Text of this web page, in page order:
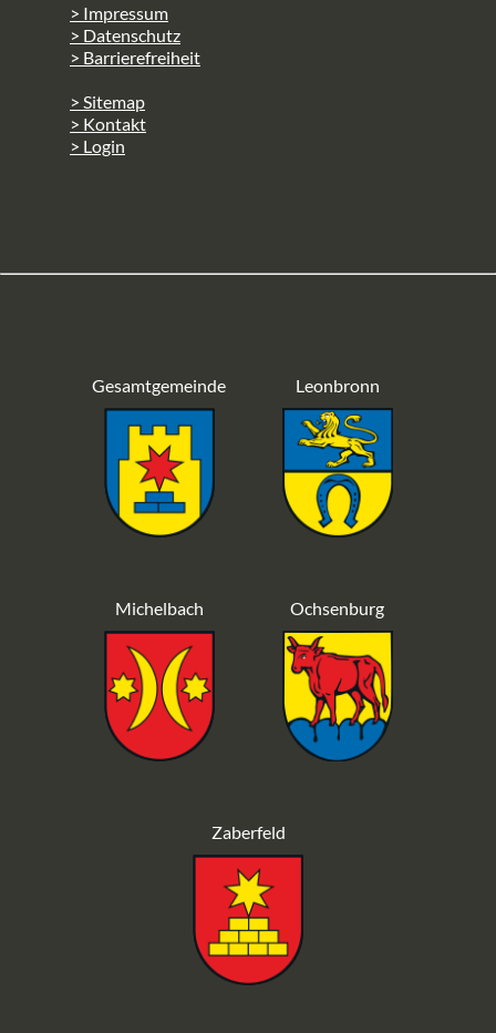
> Impressum
> Datenschutz
> Barrierefreiheit
> Sitemap
> Kontakt
> Login
Gesamtgemeinde Leonbronn
Michelbach Ochsenburg
Zaberfeld